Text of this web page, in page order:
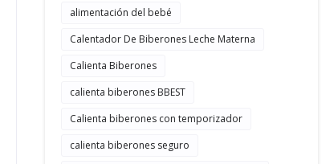
alimentación del bebé
Calentador De Biberones Leche Materna
Calienta Biberones
calienta biberones BBEST
Calienta biberones con temporizador
calienta biberones seguro